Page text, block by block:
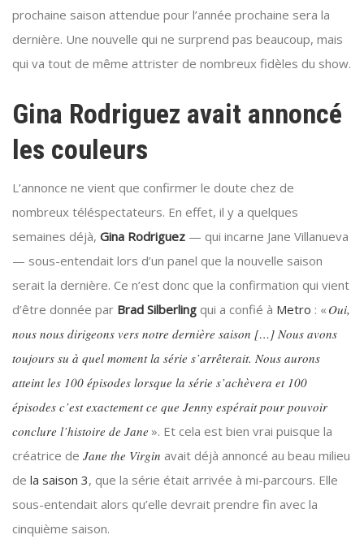
prochaine saison attendue pour l’année prochaine sera la
dernière. Une nouvelle qui ne surprend pas beaucoup, mais
qui va tout de même attrister de nombreux fidèles du show.
Gina Rodriguez avait annoncé
les couleurs
L’annonce ne vient que confirmer le doute chez de
nombreux téléspectateurs. En effet, il y a quelques
semaines déjà, Gina Rodriguez — qui incarne Jane Villanueva
— sous-entendait lors d’un panel que la nouvelle saison
serait la dernière. Ce n’est donc que la confirmation qui vient
d’être donnée par Brad Silberling qui a confié à Metro : « Oui,
nous nous dirigeons vers notre dernière saison […] Nous avons
toujours su à quel moment la série s’arrêterait. Nous aurons
atteint les 100 épisodes lorsque la série s’achèvera et 100
épisodes c’est exactement ce que Jenny espérait pour pouvoir
conclure l’histoire de Jane ». Et cela est bien vrai puisque la
créatrice de Jane the Virgin avait déjà annoncé au beau milieu
de la saison 3, que la série était arrivée à mi-parcours. Elle
sous-entendait alors qu’elle devrait prendre fin avec la
cinquième saison.